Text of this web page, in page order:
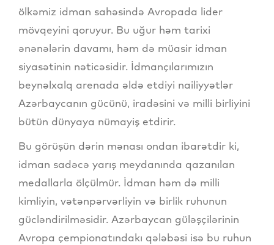
ölkəmiz idman sahəsində Avropada lider
mövqeyini qoruyur. Bu uğur həm tarixi
ənənələrin davamı, həm də müasir idman
siyasətinin nəticəsidir. İdmançılarımızın
beynəlxalq arenada əldə etdiyi nailiyyətlər
Azərbaycanın gücünü, iradəsini və milli birliyini
bütün dünyaya nümayiş etdirir.
Bu görüşün dərin mənası ondan ibarətdir ki,
idman sadəcə yarış meydanında qazanılan
medallarla ölçülmür. İdman həm də milli
kimliyin, vətənpərvərliyin və birlik ruhunun
gücləndirilməsidir. Azərbaycan güləşçilərinin
Avropa çempionatındakı qələbəsi isə bu ruhun